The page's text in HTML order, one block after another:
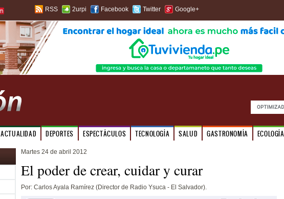
RSS 2urpi Facebook Twitter Google+
ACTUALIDAD DEPORTES ESPECTÁCULOS TECNOLOGÍA SALUD GASTRONOMÍA ECOLOGÍA
Martes 24 de abril 2012
El poder de crear, cuidar y curar
Por: Carlos Ayala Ramírez (Director de Radio Ysuca - El Salvador).